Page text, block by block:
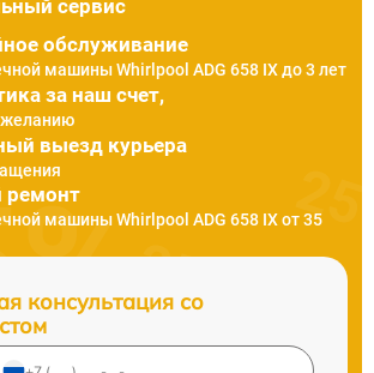
сервис
обслуживание
машины Whirlpool ADG 658 IX до 3 лет
за наш счет,
выезд курьера
ремонт
машины Whirlpool ADG 658 IX от 35
консультация со